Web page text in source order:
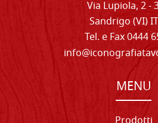
Via Lupiola, 2 -
Sandrigo (VI)
Tel. e Fax 0444
MENU